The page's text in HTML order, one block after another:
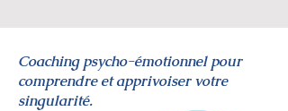
Coaching psycho-émotionnel pour
comprendre et apprivoiser votre
singularité.